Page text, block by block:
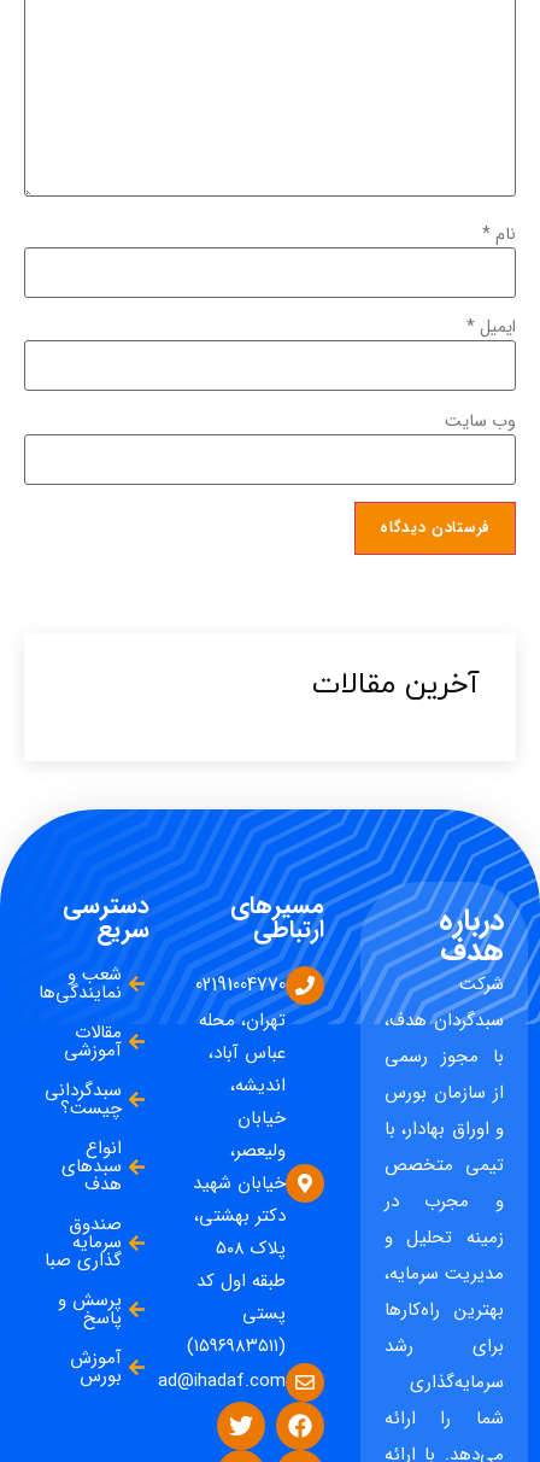
نام*
ایمیل*
وب‌ سایت
آخرین مقالات​
درباره
هدف
شرکت
سبدگردان هدف،
با مجوز رسمی
از سازمان بورس
و اوراق بهادار، با
تیمی متخصص
و مجرب در
زمینه تحلیل و
مدیریت سرمایه،
بهترین راه‌کارها
برای رشد
سرمایه‌گذاری
شما را ارائه
می‌دهد. با ارائه
مسیرهای
ارتباطی
02191004770
تهران، محله
عباس آباد،
اندیشه،
خیابان
ولیعصر،
خیابان شهید
دکتر بهشتی،
پلاک ۵۰۸
طبقه اول کد
پستی
(۱۵۹۶۹۸۳۵۱۱)
ad@ihadaf.com
دسترسی
سریع
شعب و
نمایندگی‌ها
مقالات
آموزشی
سبدگردانی
چیست؟
انواع
سبدهای
هدف
صندوق
سرمایه
گذاری صبا
پرسش و
پاسخ
آموزش
بورس